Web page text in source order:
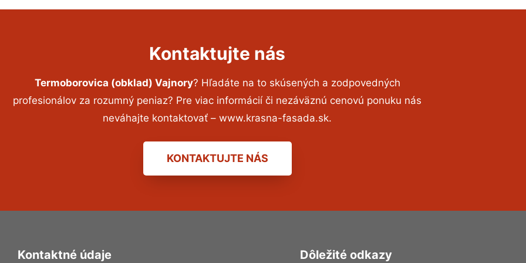
Kontaktujte nás
Termoborovica (obklad) Vajnory? Hľadáte na to skúsených a zodpovedných
profesionálov za rozumný peniaz? Pre viac informácií či nezáväznú cenovú ponuku nás
neváhajte kontaktovať – www.krasna-fasada.sk.
KONTAKTUJTE NÁS
Kontaktné údaje Dôležité odkazy